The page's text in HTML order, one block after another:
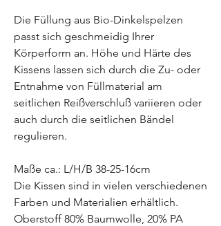
Die Füllung aus Bio-Dinkelspelzen
passt sich geschmeidig Ihrer
Körperform an. Höhe und Härte des
Kissens lassen sich durch die Zu- oder
Entnahme von Füllmaterial am
seitlichen Reißverschluß variieren oder
auch durch die seitlichen Bändel
regulieren.
Maße ca.: L/H/B 38-25-16cm
Die Kissen sind in vielen verschiedenen
Farben und Materialien erhältlich.
Oberstoff 80% Baumwolle, 20% PA